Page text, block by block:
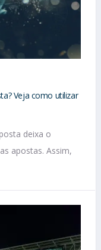
Veja como utilizar
deixa o
apostas. Assim,